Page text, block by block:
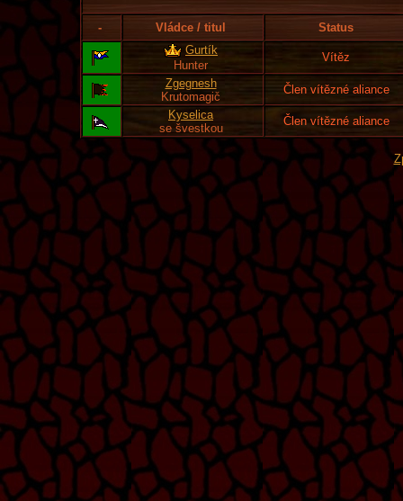
- Vládce / titul
Status
Gurtík
Hunter
Vítěz
Zgegnesh
Krutomagič
Člen vítězné aliance
Kyselica
se švestkou
Člen vítězné aliance